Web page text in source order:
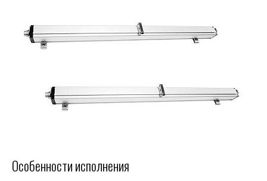
Особенности исполнения